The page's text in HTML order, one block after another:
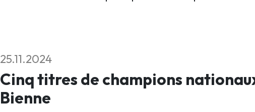
25.11.2024
Cinq titres de champions
Bienne